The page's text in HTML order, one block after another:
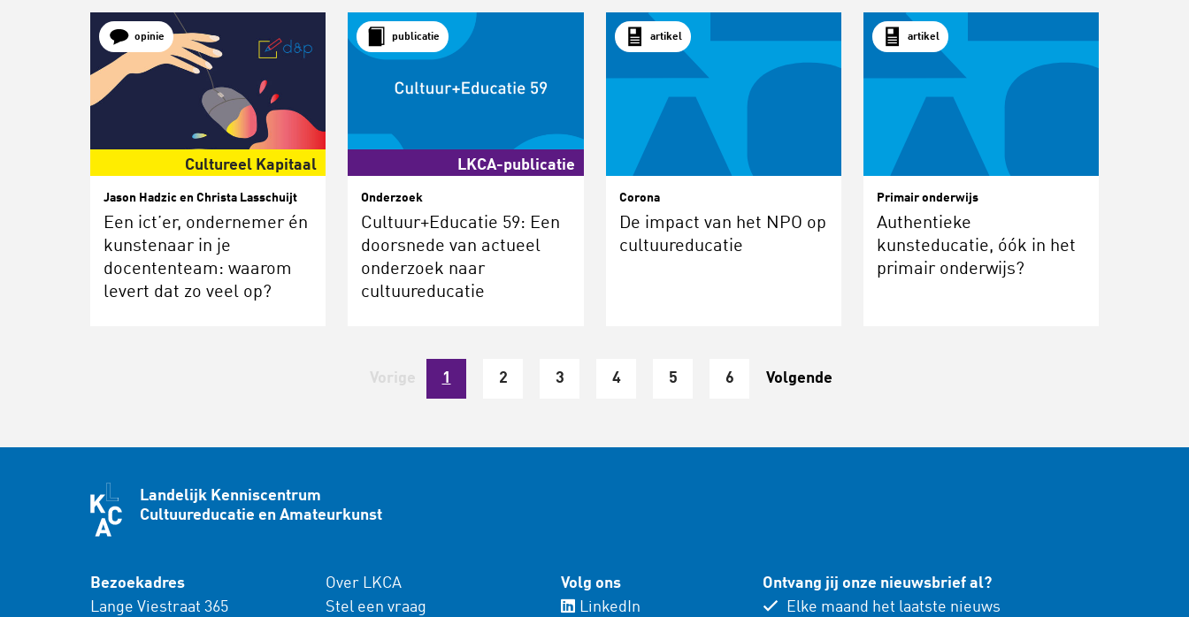
opinie
Cultureel Kapitaal
Jason Hadzic en Christa Lasschuijt
Een ict’er, ondernemer én
kunstenaar in je
docententeam: waarom
levert dat zo veel op?
publicatie
LKCA-publicatie
Onderzoek
Cultuur+Educatie 59: Een
doorsnede van actueel
onderzoek naar
cultuureducatie
artikel
Corona
De impact van het NPO op
cultuureducatie
artikel
Primair onderwijs
Authentieke
kunsteducatie, óók in het
primair onderwijs?
Vorige 1 2 3 4 5 6 Volgende
Landelijk Kenniscentrum
Cultuureducatie en Amateurkunst
Bezoekadres
Lange Viestraat 365
Over LKCA
Stel een vraag
Volg ons
LinkedIn
Ontvang jij onze nieuwsbrief al?
Elke maand het laatste nieuws